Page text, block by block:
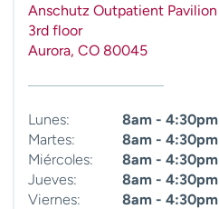
Anschutz Outpatient Pavilion
3rd floor
Aurora, CO 80045
Lunes:
8am - 4:30pm
Martes:
8am - 4:30pm
Miércoles:
8am - 4:30pm
Jueves:
8am - 4:30pm
Viernes:
8am - 4:30pm